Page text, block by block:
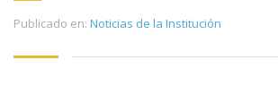
Publicado en: Noticias de la Institución